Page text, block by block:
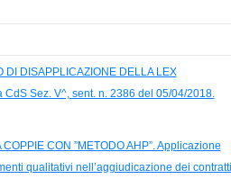
DI DISAPPLICAZIONE DELLA LEX
CdS Sez. V^, sent. n. 2386 del 05/04/2018.
CON ”METODO AHP”. Applicazione
qualitativi nell’aggiudicazione dei contratti